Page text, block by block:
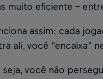
muito eficiente -
assim: cada
ali, você “encaixa”
seja, você não